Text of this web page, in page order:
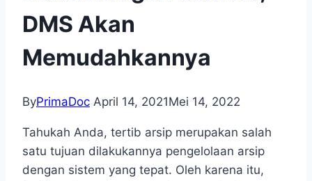
DMS Akan
Memudahkannya
ByPrimaDoc April 14, 2021Mei 14, 2022
Tahukah Anda, tertib arsip merupakan salah
satu tujuan dilakukannya pengelolaan arsip
dengan sistem yang tepat. Oleh karena itu,